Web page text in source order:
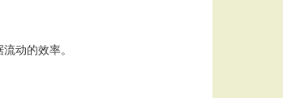
动的效率。